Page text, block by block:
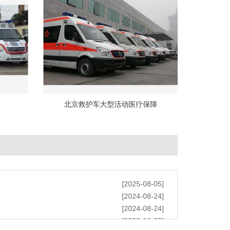
北京救护车大型活动医疗保障
[2025-08-05]
[2024-08-24]
[2024-08-24]
[2023-10-25]